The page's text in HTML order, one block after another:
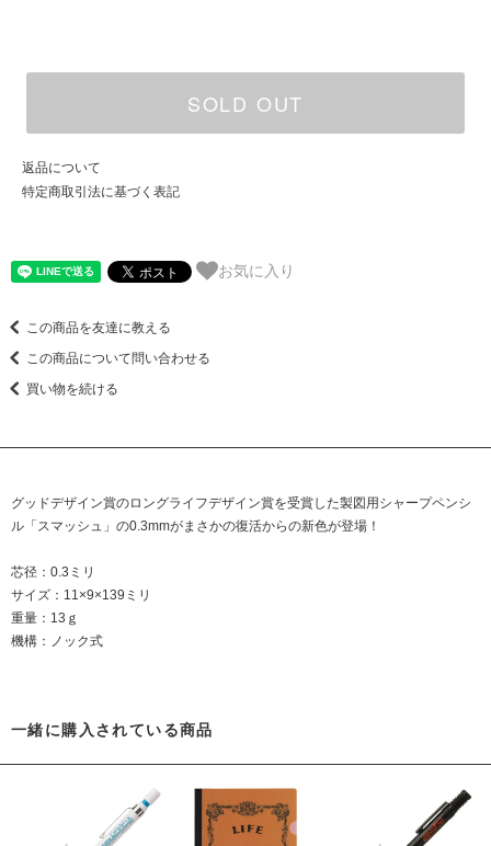
SOLD OUT
返品について
特定商取引法に基づく表記
お気に入り
この商品を友達に教える
この商品について問い合わせる
買い物を続ける
グッドデザイン賞のロングライフデザイン賞を受賞した製図用シャープペンシ
ル「スマッシュ」の0.3mmがまさかの復活からの新色が登場！
芯径：0.3ミリ
サイズ：11×9×139ミリ
重量：13ｇ
機構：ノック式
一緒に購入されている商品